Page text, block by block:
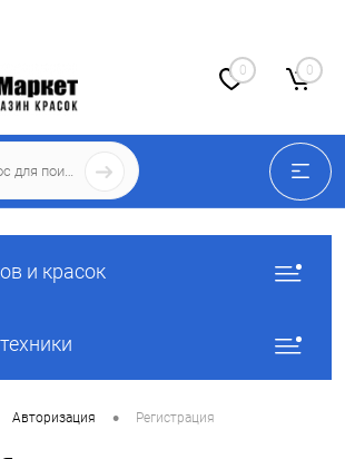
0 0
и красок
Авторизация • Регистрация